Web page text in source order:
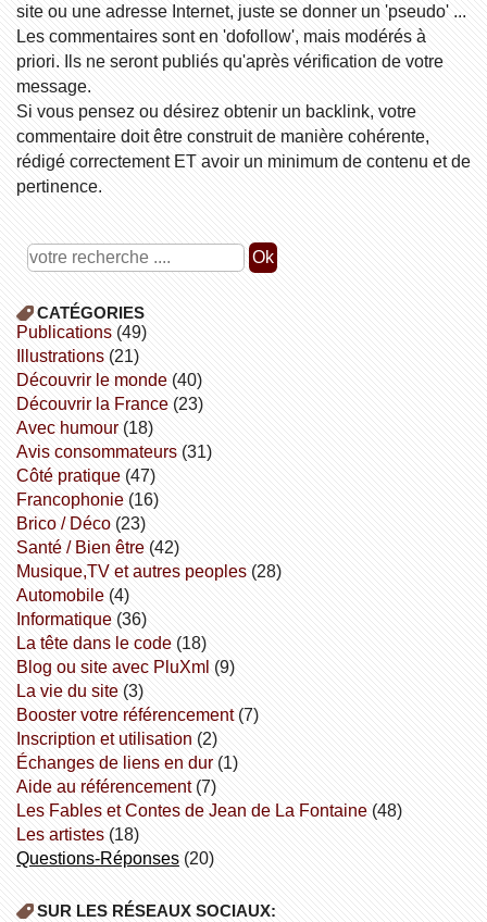
site ou une adresse Internet, juste se donner un 'pseudo' ...
Les commentaires sont en 'dofollow', mais modérés à
priori. Ils ne seront publiés qu'après vérification de votre
message.
Si vous pensez ou désirez obtenir un backlink, votre
commentaire doit être construit de manière cohérente,
rédigé correctement ET avoir un minimum de contenu et de
pertinence.
CATÉGORIES
publications(49)
illustrations(21)
découvrir le monde(40)
découvrir la France(23)
avec humour(18)
avis consommateurs(31)
côté pratique(47)
Francophonie(16)
Brico / Déco(23)
Santé / Bien être(42)
Musique,TV et autres peoples(28)
Automobile(4)
informatique(36)
la tête dans le code(18)
Blog ou site avec PluXml (9)
la vie du site(3)
booster votre référencement(7)
inscription et utilisation (2)
échanges de liens en dur(1)
aide au référencement(7)
Les Fables et Contes de Jean de La Fontaine(48)
Les artistes(18)
Questions-Réponses(20)
SUR LES RÉSEAUX SOCIAUX: